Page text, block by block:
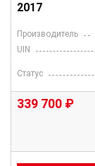
2017
Производитель
UIN
Статус
339 700 ₽